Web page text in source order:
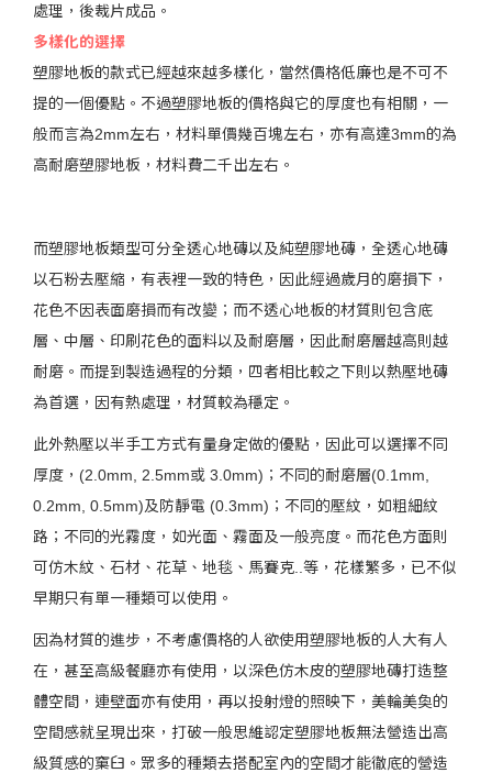
處理，後裁片成品。
多樣化的選擇
塑膠地板的款式已經越來越多樣化，當然價格低廉也是不可不
提的一個優點。不過塑膠地板的價格與它的厚度也有相關，一
般而言為2mm左右，材料單價幾百塊左右，亦有高達3mm的為
高耐磨塑膠地板，材料費二千出左右。
而塑膠地板類型可分全透心地磚以及純塑膠地磚，全透心地磚
以石粉去壓縮，有表裡一致的特色，因此經過歲月的磨損下，
花色不因表面磨損而有改變；而不透心地板的材質則包含底
層、中層、印刷花色的面料以及耐磨層，因此耐磨層越高則越
耐磨。而提到製造過程的分類，四者相比較之下則以熱壓地磚
為首選，因有熱處理，材質較為穩定。
此外熱壓以半手工方式有量身定做的優點，因此可以選擇不同
厚度，(2.0mm, 2.5mm或 3.0mm)；不同的耐磨層(0.1mm,
0.2mm, 0.5mm)及防靜電 (0.3mm)；不同的壓紋，如粗細紋
路；不同的光霧度，如光面、霧面及一般亮度。而花色方面則
可仿木紋、石材、花草、地毯、馬賽克..等，花樣繁多，已不似
早期只有單一種類可以使用。
因為材質的進步，不考慮價格的人欲使用塑膠地板的人大有人
在，甚至高級餐廳亦有使用，以深色仿木皮的塑膠地磚打造整
體空間，連壁面亦有使用，再以投射燈的照映下，美輪美奐的
空間感就呈現出來，打破一般思維認定塑膠地板無法營造出高
級質感的窠臼。眾多的種類去搭配室內的空間才能徹底的營造